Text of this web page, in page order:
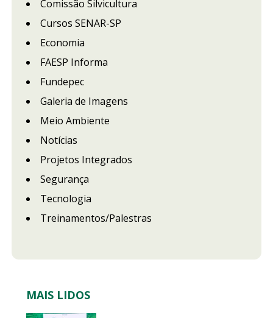
Comissão Silvicultura
Cursos SENAR-SP
Economia
FAESP Informa
Fundepec
Galeria de Imagens
Meio Ambiente
Notícias
Projetos Integrados
Segurança
Tecnologia
Treinamentos/Palestras
MAIS LIDOS